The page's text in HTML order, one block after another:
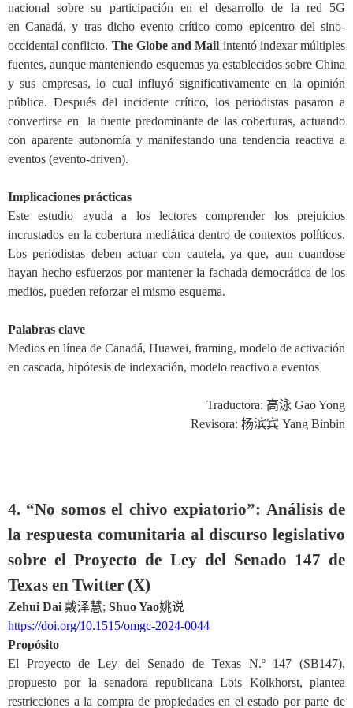
nacional sobre su participación en el desarrollo de la red 5G
en Canadá, y tras dicho evento crítico como epicentro del sino-
occidental conflicto. The Globe and Mail intentó indexar múltiples
fuentes, aunque manteniendo esquemas ya establecidos sobre China
y sus empresas, lo cual influyó significativamente en la opinión
pública. Después del incidente crítico, los periodistas pasaron a
convertirse en
lafuente predominantede las coberturas, actuando
con aparente autonomía y manifestandouna tendencia reactiva a
eventos (evento-driven).
Implicaciones prácticas
Este estudio ayuda a los lectores comprender los prejuicios
incrustados en la cobertura mediática dentro decontextos políticos.
Los periodistas deben actuar con cautela, ya que, aun cuandose
hayan hecho esfuerzos por mantener la fachada democrática de los
medios, pueden reforzar el mismo esquema.
Palabras clave
Medios en línea de Canadá, Huawei, framing, modelo de activación
en cascada, hipótesis de indexación, modelo reactivo a eventos
Traductora: 高泳 Gao Yong
Revisora: 杨滨宾 Yang Binbin
4. “No somos el chivo expiatorio”: Análisis de
la respuesta comunitaria al discurso legislativo
sobre el Proyecto de Ley del Senado 147 de
Texas en Twitter (X)
Zehui Dai 戴泽慧; Shuo Yao姚说
https://doi.org/10.1515/omgc-2024-0044
Propósito
El Proyecto de Ley del Senado de Texas N.º 147 (SB147),
propuesto por la senadora republicana Lois Kolkhorst, plantea
restricciones a la compra de propiedades en el estado por parte de